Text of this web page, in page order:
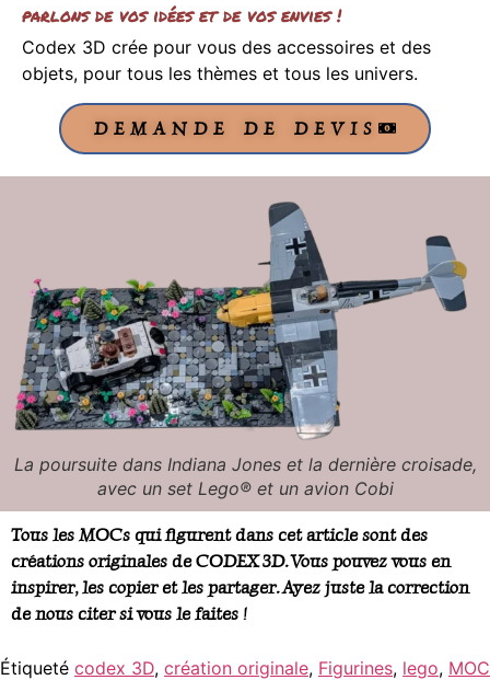
parlons de vos idées et de vos envies !
Codex 3D crée pour vous des accessoires et des
objets, pour tous les thèmes et tous les univers.
DEMANDE DE DEVIS
La poursuite dans Indiana Jones et la dernière croisade,
avec un set Lego® et un avion Cobi
Tous les MOCs qui figurent dans cet article sont des
créations originales de CODEX 3D. Vous pouvez vous en
inspirer, les copier et les partager. Ayez juste la correction
de nous citer si vous le faites !
Étiqueté codex 3D, création originale, Figurines, lego, MOC